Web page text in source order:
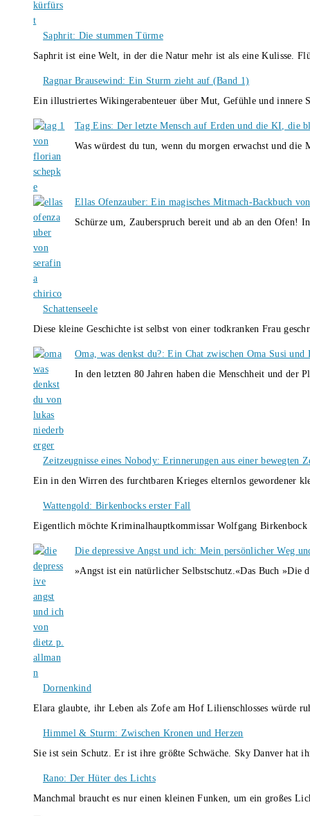
Saphrit: Die stummen Türme
Saphrit ist eine Welt, in der die Natur mehr ist als eine Kulisse.
Ragnar Brausewind: Ein Sturm zieht auf (Band 1)
Ein illustriertes Wikingerabenteuer über Mut, Gefühle und
Tag Eins: Der letzte Mensch auf Erden und die KI, die
Was würdest du tun, wenn du morgen erwachst und
Ellas Ofenzauber: Ein magisches Mitmach-Backbuch
Schürze um, Zauberspruch bereit und ab an den Ofen!
Schattenseele
Diese kleine Geschichte ist selbst von einer todkranken Frau
Oma, was denkst du?: Ein Chat zwischen Oma Susi
In den letzten 80 Jahren haben die Menschheit und
Zeitzeugnisse eines Nobody: Erinnerungen aus einer bewegten
Ein in den Wirren des furchtbaren Krieges elternlos gewordener
Wattengold: Birkenbocks erster Fall
Eigentlich möchte Kriminalhauptkommissar Wolfgang
Die depressive Angst und ich: Mein persönlicher Weg
»Angst ist ein natürlicher Selbstschutz.«Das Buch
Dornenkind
Elara glaubte, ihr Leben als Zofe am Hof Lilienschlosses würde
Himmel & Sturm: Zwischen Kronen und Herzen
Sie ist sein Schutz. Er ist ihre größte Schwäche. Sky Danver
Rano: Der Hüter des Lichts
Manchmal braucht es nur einen kleinen Funken, um ein großes